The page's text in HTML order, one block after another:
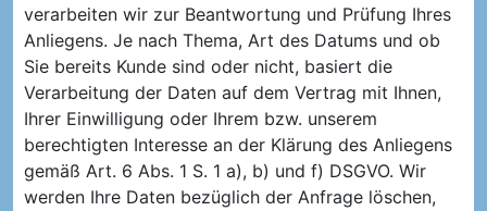
verarbeiten wir zur Beantwortung und Prüfung Ihres
Anliegens. Je nach Thema, Art des Datums und ob
Sie bereits Kunde sind oder nicht, basiert die
Verarbeitung der Daten auf dem Vertrag mit Ihnen,
Ihrer Einwilligung oder Ihrem bzw. unserem
berechtigten Interesse an der Klärung des Anliegens
gemäß Art. 6 Abs. 1 S. 1 a), b) und f) DSGVO. Wir
werden Ihre Daten bezüglich der Anfrage löschen,